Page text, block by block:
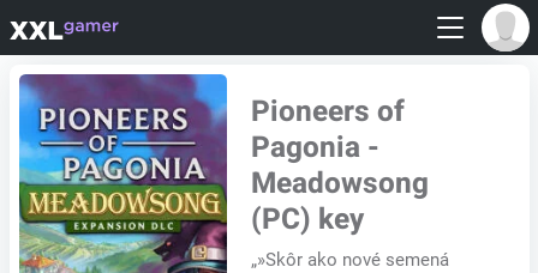
Pioneers of
Pagonia -
Meadowsong
(PC) key
„»Skôr ako nové semená